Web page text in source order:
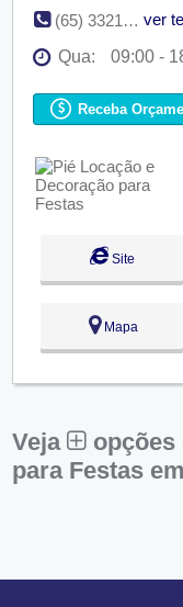
(65) 3321-6369
ver
Qua:
09:00 -
Ter:
09:00 -
Qua:
09:00 -
Sex:
09:00 -
Sáb:
Fechado
Dom:
Receba
Site
Mapa
Veja
opções
para Festas